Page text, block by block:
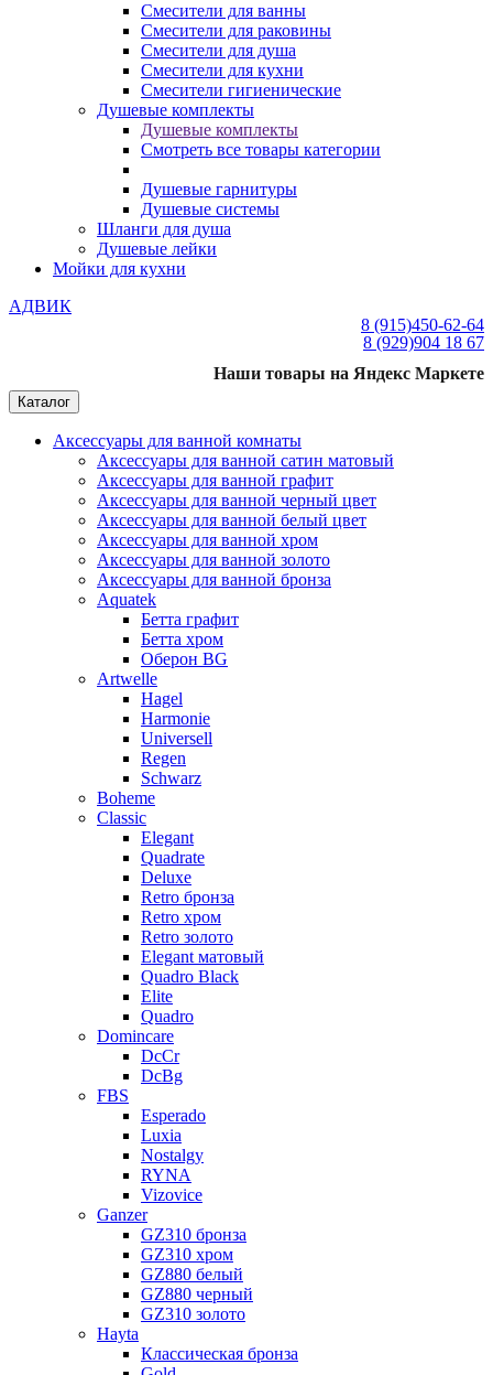
Смесители для ванны
Смесители для раковины
Смесители для душа
Смесители для кухни
Смесители гигиенические
Душевые комплекты
Душевые комплекты
Смотреть все товары категории
Душевые гарнитуры
Душевые системы
Шланги для душа
Душевые лейки
Мойки для кухни
АДВИК
8 (915)450-62-64
8 (929)904 18 67
Наши товары на Яндекс Маркете
Каталог
Аксессуары для ванной комнаты
Аксессуары для ванной сатин матовый
Аксессуары для ванной графит
Аксессуары для ванной черный цвет
Аксессуары для ванной белый цвет
Аксессуары для ванной хром
Аксессуары для ванной золото
Аксессуары для ванной бронза
Aquatek
Бетта графит
Бетта хром
Оберон BG
Artwelle
Hagel
Harmonie
Universell
Regen
Schwarz
Boheme
Classic
Elegant
Quadrate
Deluxe
Retro бронза
Retro хром
Retro золото
Elegant матовый
Quadro Black
Elite
Quadro
Domincare
DcCr
DcBg
FBS
Esperado
Luxia
Nostalgy
RYNA
Vizovice
Ganzer
GZ310 бронза
GZ310 хром
GZ880 белый
GZ880 черный
GZ310 золото
Hayta
Классическая бронза